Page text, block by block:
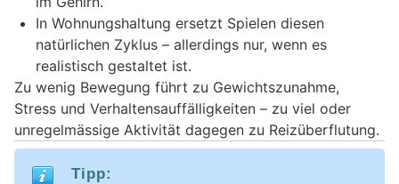
In Wohnungshaltung ersetzt Spielen diesen
natürlichen Zyklus – allerdings nur, wenn es
realistisch gestaltet ist.
Zu wenig Bewegung führt zu Gewichtszunahme,
Stress und Verhaltensauffälligkeiten – zu viel oder
unregelmässige Aktivität dagegen zu Reizüberflutung.
Tipp: